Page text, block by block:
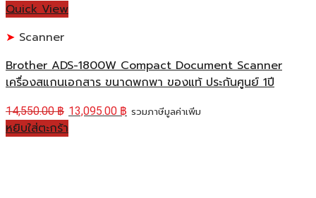
Quick View
Scanner
Brother ADS-1800W Compact Document Scanner
เครื่องสแกนเอกสาร ขนาดพกพา ของแท้ ประกันศูนย์ 1ปี
14,550.00฿ 13,095.00 ฿ รวมภาษีมูลค่าเพิ่ม
หยิบใส่ตะกร้า